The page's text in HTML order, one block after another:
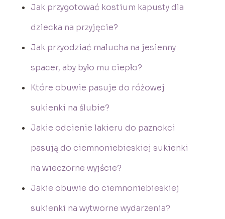
Jak przygotować kostium kapusty dla
dziecka na przyjęcie?
Jak przyodziać malucha na jesienny
spacer, aby było mu ciepło?
Które obuwie pasuje do różowej
sukienki na ślubie?
Jakie odcienie lakieru do paznokci
pasują do ciemnoniebieskiej sukienki
na wieczorne wyjście?
Jakie obuwie do ciemnoniebieskiej
sukienki na wytworne wydarzenia?